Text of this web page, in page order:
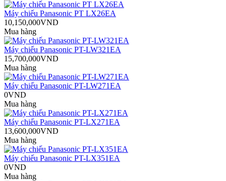
Máy chiếu Panasonic PT LX26EA
10,150,000VND
Mua hàng
Máy chiếu Panasonic PT-LW321EA
15,700,000VND
Mua hàng
Máy chiếu Panasonic PT-LW271EA
0VND
Mua hàng
Máy chiếu Panasonic PT-LX271EA
13,600,000VND
Mua hàng
Máy chiếu Panasonic PT-LX351EA
0VND
Mua hàng